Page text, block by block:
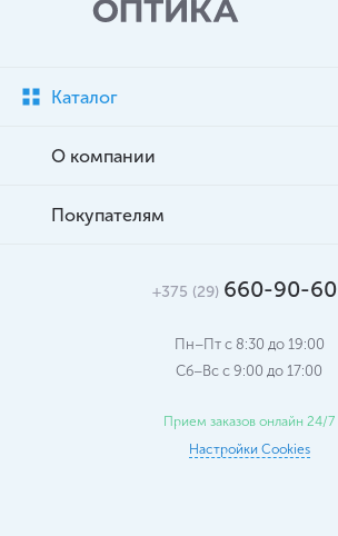
Каталог
О компании
Покупателям
+375 (29) 660-90-60
Пн–Пт с 8:30 до 19:00
Сб–Вс c 9:00 до 17:00
Прием заказов онлайн 24/7
Настройки Cookies